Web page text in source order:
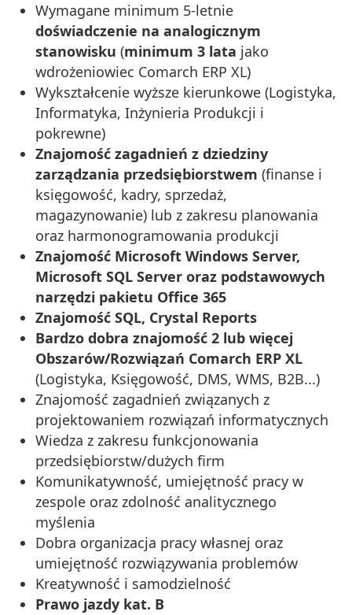
Wymagane minimum 5-letnie
doświadczenie na analogicznym
stanowisku (minimum 3 lata jako
wdrożeniowiec Comarch ERP XL)
Wykształcenie wyższe kierunkowe (Logistyka,
Informatyka, Inżynieria Produkcji i
pokrewne)
Znajomość zagadnień z dziedziny
zarządzania przedsiębiorstwem (finanse i
księgowość, kadry, sprzedaż,
magazynowanie) lub z zakresu planowania
oraz harmonogramowania produkcji
Znajomość Microsoft Windows Server,
Microsoft SQL Server oraz podstawowych
narzędzi pakietu Office 365
Znajomość SQL, Crystal Reports
Bardzo dobra znajomość 2 lub więcej
Obszarów/Rozwiązań Comarch ERP XL
(Logistyka, Księgowość, DMS, WMS, B2B...)
Znajomość zagadnień związanych z
projektowaniem rozwiązań informatycznych
Wiedza z zakresu funkcjonowania
przedsiębiorstw/dużych firm
Komunikatywność, umiejętność pracy w
zespole oraz zdolność analitycznego
myślenia
Dobra organizacja pracy własnej oraz
umiejętność rozwiązywania problemów
Kreatywność i samodzielność
Prawo jazdy kat. B